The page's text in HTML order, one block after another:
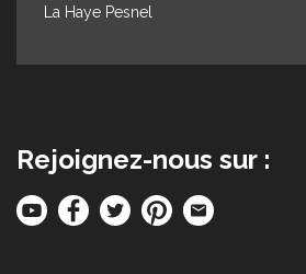
La Haye Pesnel
Rejoignez-nous sur :